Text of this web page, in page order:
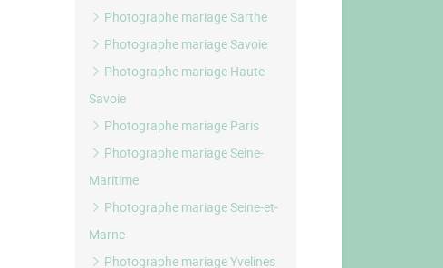
Photographe mariage Sarthe
Photographe mariage Savoie
Photographe mariage Haute-
Savoie
Photographe mariage Paris
Photographe mariage Seine-
Maritime
Photographe mariage Seine-et-
Marne
Photographe mariage Yvelines